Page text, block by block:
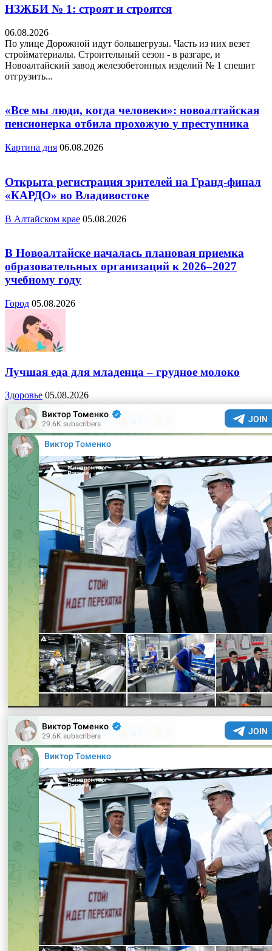
НЗЖБИ № 1: строят и строятся
06.08.2026
По улице Дорожной идут большегрузы. Часть из них везет
стройматериалы. Строительный сезон - в разгаре, и
Новоалтайский завод железобетонных изделий № 1 спешит
отгрузить...
«Все мы люди, когда человеки»: новоалтайская
пенсионерка отбила прохожую у преступника
Картина дня 06.08.2026
Открыта регистрация зрителей на Гранд-финал
«КАРДО» во Владивостоке
В Алтайском крае 05.08.2026
В Новоалтайске началась плановая приемка
образовательных организаций к 2026–2027
учебному году
Город 05.08.2026
Лучшая еда для младенца – грудное молоко
Здоровье 05.08.2026